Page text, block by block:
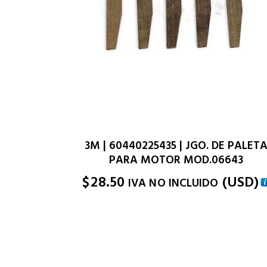
3M | 60440225435 | JGO. DE PALETA
PARA MOTOR MOD.06643
$28.50 IVA NO INCLUIDO (USD)